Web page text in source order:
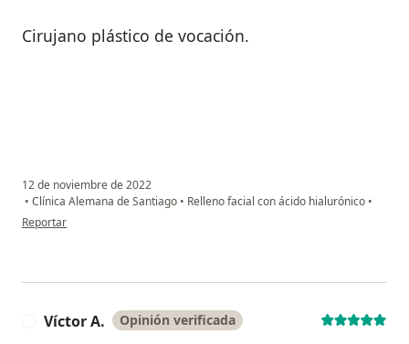
Cirujano plástico de vocación.
12 de noviembre de 2022
• Clínica Alemana de Santiago • Relleno facial con ácido hialurónico •
en opinión del usuario Carla
Reportar
Víctor A. Opinión verificada